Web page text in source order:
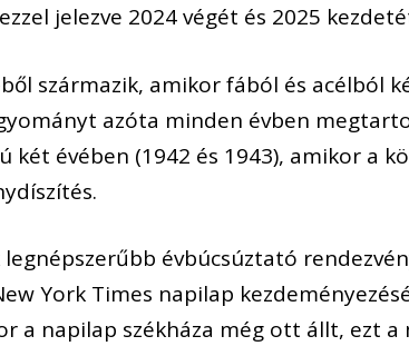
jelezve 2024 végét és 2025
származik, amikor fából és acélból
azóta minden évben
két évében (1942 és 1943), amikor a
legnépszerűbb évbúcsúztató
York Times napilap
a napilap székháza még ott állt, ezt